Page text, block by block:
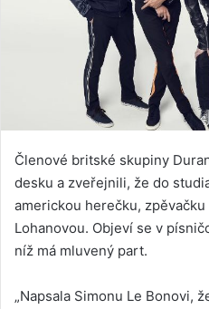
Členové britské skupiny
desku a zveřejnili, že do
americkou herečku,
Lohanovou. Objeví se v
níž má mluvený part.
„Napsala Simonu Le Bonovi,